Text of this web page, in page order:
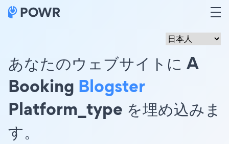
あなたのウェブサイトに A
Booking Blogster
Platform_type を埋め込みま
す。